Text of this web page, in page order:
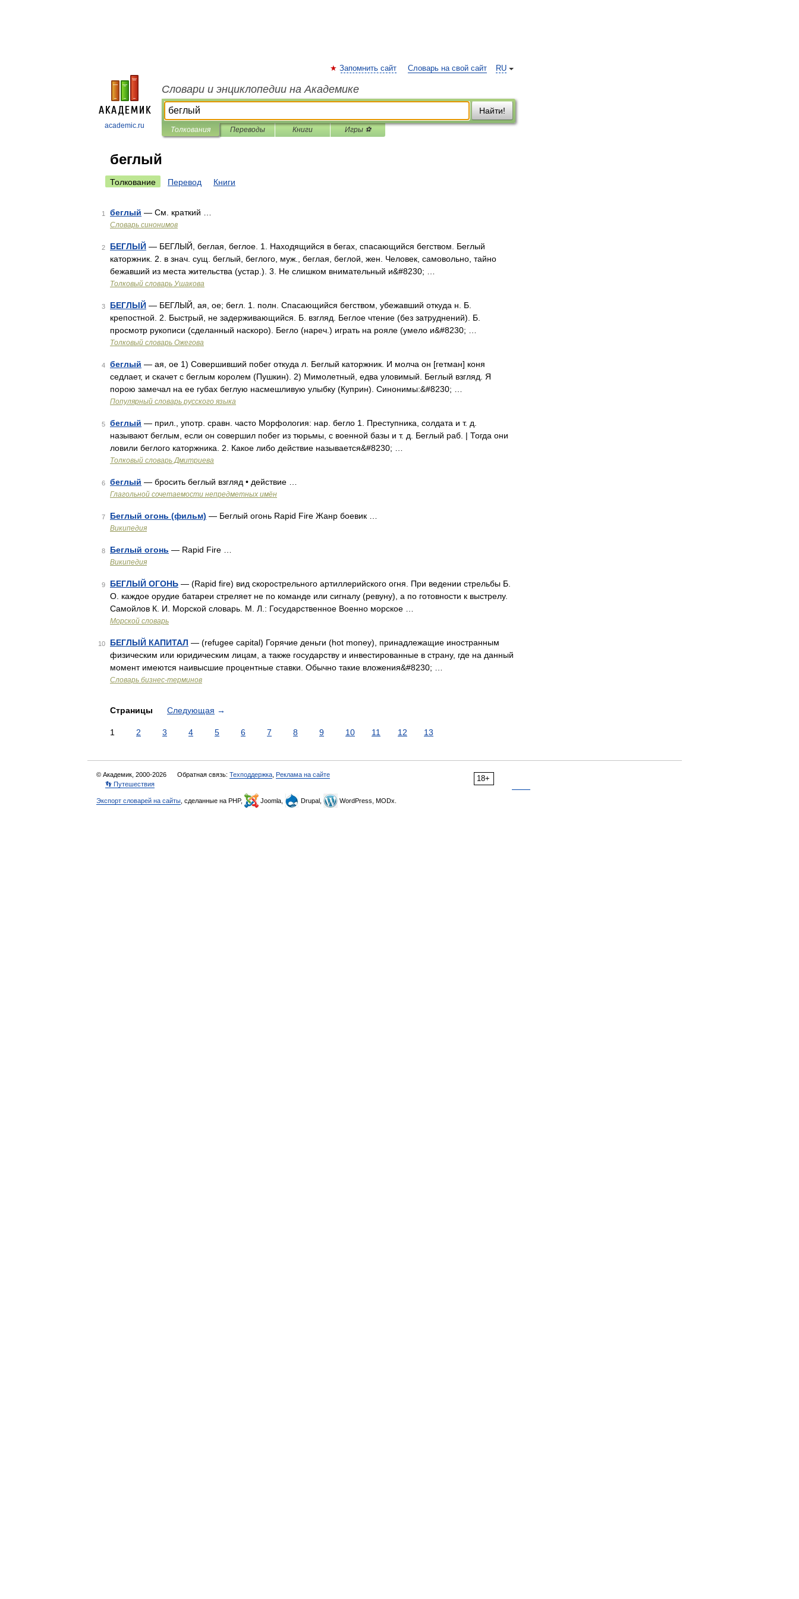
academic.ru
RU
Запомнить сайт Словарь на свой сайт
Словари и энциклопедии на Академике
Найти!
Толкования Переводы Книги Игры ⚽
беглый
Толкование Перевод Книги
1 беглый — См. краткий …
Словарь синонимов
2 БЕГЛЫЙ — БЕГЛЫЙ, беглая, беглое. 1. Находящийся в бегах, спасающийся бегством. Беглый
каторжник. 2. в знач. сущ. беглый, беглого, муж., беглая, беглой, жен. Человек, самовольно, тайно
бежавший из места жительства (устар.). 3. Не слишком внимательный и&#8230; …
Толковый словарь Ушакова
3 БЕГЛЫЙ — БЕГЛЫЙ, ая, ое; бегл. 1. полн. Спасающийся бегством, убежавший откуда н. Б.
крепостной. 2. Быстрый, не задерживающийся. Б. взгляд. Беглое чтение (без затруднений). Б.
просмотр рукописи (сделанный наскоро). Бегло (нареч.) играть на рояле (умело и&#8230; …
Толковый словарь Ожегова
4 беглый — ая, ое 1) Совершивший побег откуда л. Беглый каторжник. И молча он [гетман] коня
седлает, и скачет с беглым королем (Пушкин). 2) Мимолетный, едва уловимый. Беглый взгляд. Я
порою замечал на ее губах беглую насмешливую улыбку (Куприн). Синонимы:&#8230; …
Популярный словарь русского языка
5 беглый — прил., употр. сравн. часто Морфология: нар. бегло 1. Преступника, солдата и т. д.
называют беглым, если он совершил побег из тюрьмы, с военной базы и т. д. Беглый раб. | Тогда они
ловили беглого каторжника. 2. Какое либо действие называется&#8230; …
Толковый словарь Дмитриева
6 беглый — бросить беглый взгляд • действие …
Глагольной сочетаемости непредметных имён
7 Беглый огонь (фильм) — Беглый огонь Rapid Fire Жанр боевик …
Википедия
8 Беглый огонь — Rapid Fire …
Википедия
9 БЕГЛЫЙ ОГОНЬ — (Rapid fire) вид скорострельного артиллерийского огня. При ведении стрельбы Б.
О. каждое орудие батареи стреляет не по команде или сигналу (ревуну), а по готовности к выстрелу.
Самойлов К. И. Морской словарь. М. Л.: Государственное Военно морское …
Морской словарь
10 БЕГЛЫЙ КАПИТАЛ — (refugee capital) Горячие деньги (hot money), принадлежащие иностранным
физическим или юридическим лицам, а также государству и инвестированные в страну, где на данный
момент имеются наивысшие процентные ставки. Обычно такие вложения&#8230; …
Словарь бизнес-терминов
Страницы Следующая →
1 2 3 4 5 6 7 8 9 10 11 12 13
18+
© Академик, 2000-2026 Обратная связь: Техподдержка Реклама на сайте
👣 Путешествия
Экспорт словарей на сайты , сделанные на PHP, Joomla, Drupal, WordPress, MODx.